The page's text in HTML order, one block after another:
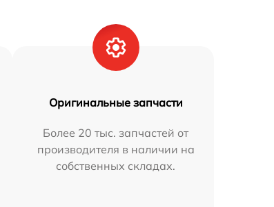
Оригинальные запчасти
Более 20 тыс. запчастей от
производителя в наличии на
собственных складах.